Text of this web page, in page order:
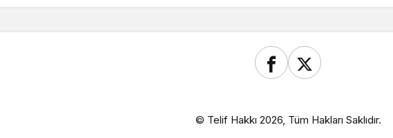
© Telif Hakkı 2026, Tüm Hakları Saklıdır.